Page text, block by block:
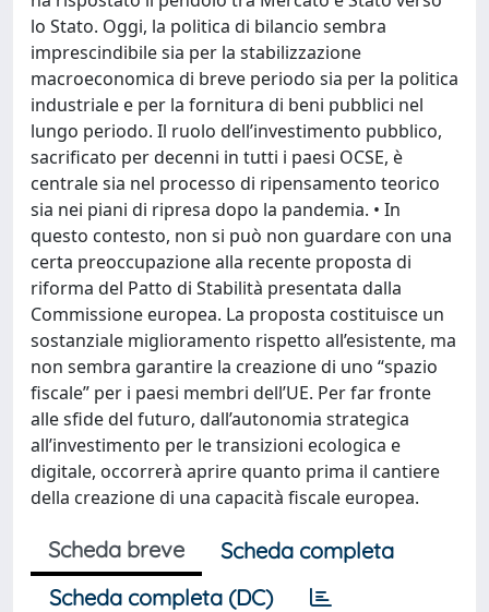
lo Stato. Oggi, la politica di bilancio sembra
imprescindibile sia per la stabilizzazione
macroeconomica di breve periodo sia per la politica
industriale e per la fornitura di beni pubblici nel
lungo periodo. Il ruolo dell’investimento pubblico,
sacrificato per decenni in tutti i paesi OCSE, è
centrale sia nel processo di ripensamento teorico
sia nei piani di ripresa dopo la pandemia. • In
questo contesto, non si può non guardare con una
certa preoccupazione alla recente proposta di
riforma del Patto di Stabilità presentata dalla
Commissione europea. La proposta costituisce un
sostanziale miglioramento rispetto all’esistente, ma
non sembra garantire la creazione di uno “spazio
fiscale” per i paesi membri dell’UE. Per far fronte
alle sfide del futuro, dall’autonomia strategica
all’investimento per le transizioni ecologica e
digitale, occorrerà aprire quanto prima il cantiere
della creazione di una capacità fiscale europea.
Scheda breve
Scheda completa
Scheda completa (DC)